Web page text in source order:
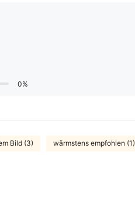
0%
Bild (3) wärmstens empfohlen (1)